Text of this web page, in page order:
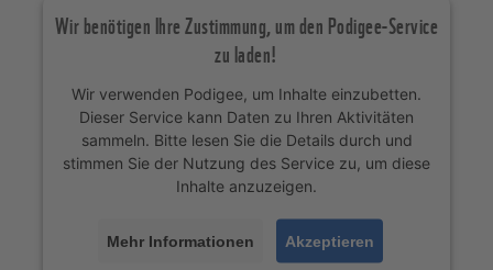
Wir benötigen Ihre Zustimmung, um den Podigee-Service
zu laden!
Wir verwenden Podigee, um Inhalte einzubetten.
Dieser Service kann Daten zu Ihren Aktivitäten
sammeln. Bitte lesen Sie die Details durch und
stimmen Sie der Nutzung des Service zu, um diese
Inhalte anzuzeigen.
Mehr Informationen Akzeptieren